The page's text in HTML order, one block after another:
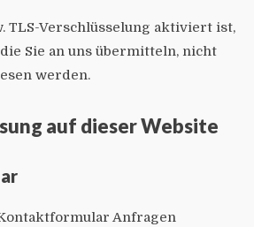
TLS-Verschlüsselung aktiviert ist,
Sie an uns übermitteln, nicht
werden.
auf dieser Website
Anfragen